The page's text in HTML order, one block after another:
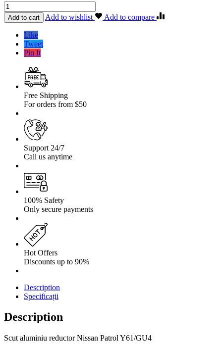
Cantitate
Scut
aluminiu
reductor
Nissan
Y61/GU4
Add to cart Add to wishlist Add to compare
Like
Tweet
Pin It
Free Shipping
For orders from $50
Support 24/7
Call us anytime
100% Safety
Only secure payments
Hot Offers
Discounts up to 90%
Description
Specificații
Description
Scut aluminiu reductor Nissan Patrol Y61/GU4